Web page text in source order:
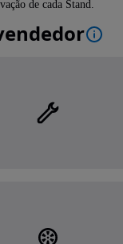
de cada Stand.